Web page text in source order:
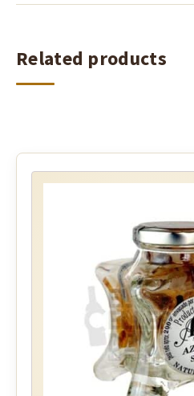
Related products